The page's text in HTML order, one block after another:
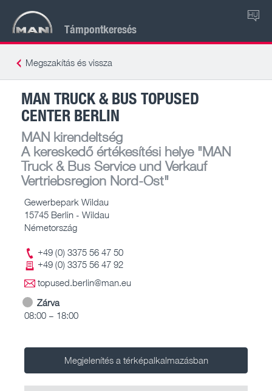
Támpontkeresés
HU
Megszakítás és vissza
MAN TRUCK & BUS TOPUSED
CENTER BERLIN
MAN kirendeltség
A kereskedő értékesítési helye"MAN
Truck & Bus Service und Verkauf
Vertriebsregion Nord-Ost"
Gewerbepark Wildau
15745 Berlin - Wildau
Németország
+49 (0) 3375 56 47 50
+49 (0) 3375 56 47 92
topused.berlin@man.eu
Zárva
08:00 – 18:00
Megjelenítés a térképalkalmazásban